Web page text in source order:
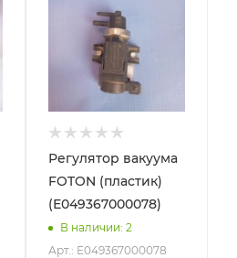
Регулятор вакуума
FOTON (пластик)
(Е049367000078)
В наличии: 2
Арт.: Е049367000078